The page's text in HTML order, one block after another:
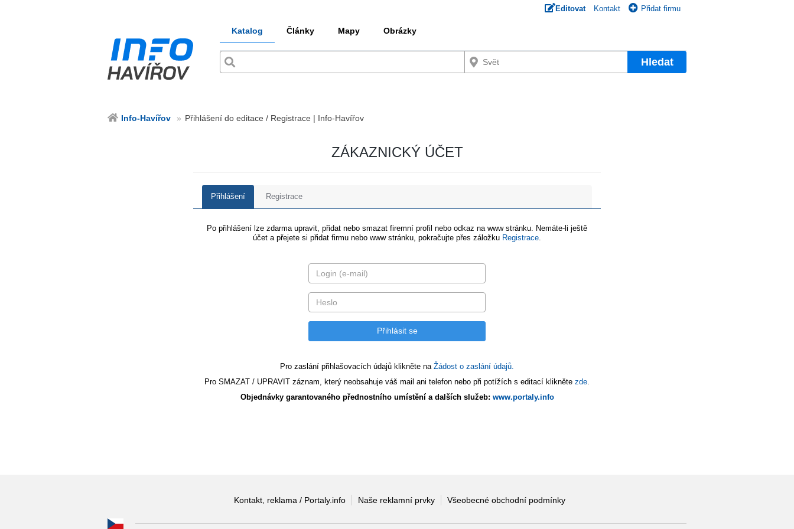
Editovat Kontakt Přidat firmu
Katalog Články Mapy Obrázky
Hledat
Info-Havířov Přihlášení do editace / Registrace | Info-Havířov
ZÁKAZNICKÝ ÚČET
Přihlášení Registrace
Po přihlášení lze zdarma upravit, přidat nebo smazat firemní profil nebo odkaz na www stránku. Nemáte-li ještě
účet a přejete si přidat firmu nebo www stránku, pokračujte přes záložku Registrace
Pro zaslání přihlašovacích údajů klikněte na Žádost o zaslání údajů.
Pro SMAZAT / UPRAVIT záznam, který neobsahuje váš mail ani telefon nebo při potížích s editací klikněte zde
Objednávky garantovaného přednostního umístění a dalších služeb: www.portaly.info
Kontakt, reklama / Portaly.info Naše reklamní prvky Všeobecné obchodní podmínky